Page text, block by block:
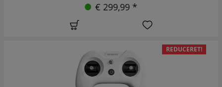
€ 299,99 *
REDUCERET!